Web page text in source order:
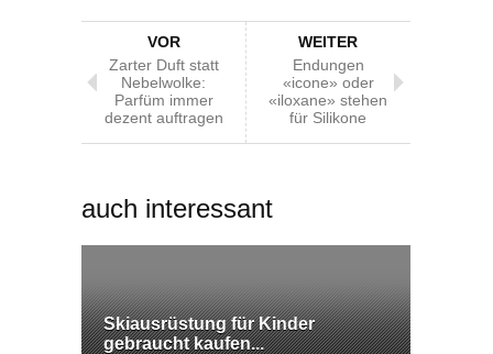
VOR
Zarter Duft statt
Nebelwolke:
Parfüm immer
dezent auftragen
WEITER
Endungen
«icone» oder
«iloxane» stehen
für Silikone
auch interessant
Skiausrüstung für Kinder
gebraucht kaufen...